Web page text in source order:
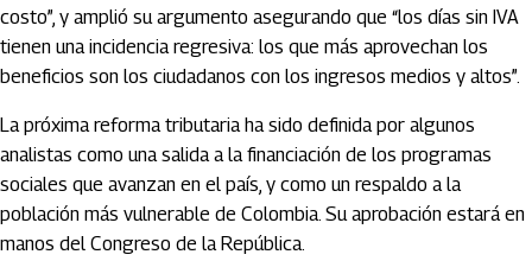
costo”, y amplió su argumento asegurando que “los días sin IVA
tienen una incidencia regresiva: los que más aprovechan los
beneficios son los ciudadanos con los ingresos medios y altos”.
La próxima reforma tributaria ha sido definida por algunos
analistas como una salida a la financiación de los programas
sociales que avanzan en el país, y como un respaldo a la
población más vulnerable de Colombia. Su aprobación estará en
manos del Congreso de la República.